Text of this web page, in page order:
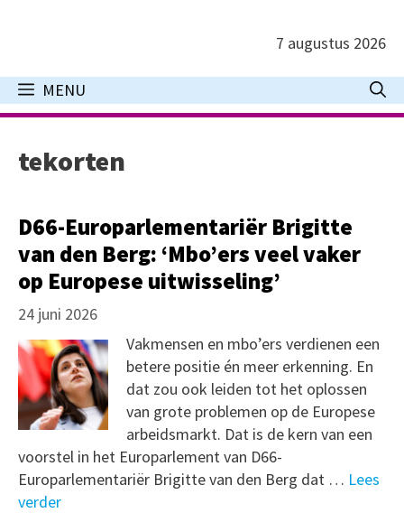
inhoud
7 augustus 2026
MENU
tekorten
D66-Europarlementariër Brigitte
van den Berg: ‘Mbo’ers veel vaker
op Europese uitwisseling’
24 juni 2026
Vakmensen en mbo’ers verdienen een
betere positie én meer erkenning. En
dat zou ook leiden tot het oplossen
van grote problemen op de Europese
arbeidsmarkt. Dat is de kern van een
voorstel in het Europarlement van D66-
Europarlementariër Brigitte van den Berg dat … Lees
verder